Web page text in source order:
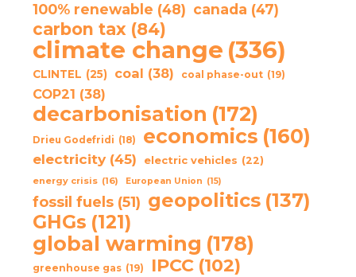
100% renewable (48) canada (47)
carbon tax (84)
climate change (336)
CLINTEL (25) coal (38) coal phase-out (19)
COP21 (38)
decarbonisation (172)
Drieu Godefridi (18) economics (160)
electricity (45) electric vehicles (22)
energy crisis (16) European Union (15)
fossil fuels (51) geopolitics (137)
GHGs (121)
global warming (178)
greenhouse gas (19) IPCC (102)